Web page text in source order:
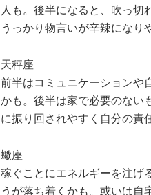
人も。後半になると、吹っ切
うっかり物言いが辛辣になり
天秤座
前半はコミュニケーションや
かも。後半は家で必要のない
に振り回されやすく自分の責
蠍座
稼ぐことにエネルギーを注げ
うが落ち着くかも。或いは